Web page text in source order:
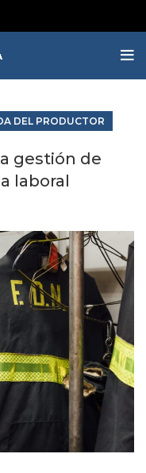
DEL PRODUCTOR
gestión de
laboral